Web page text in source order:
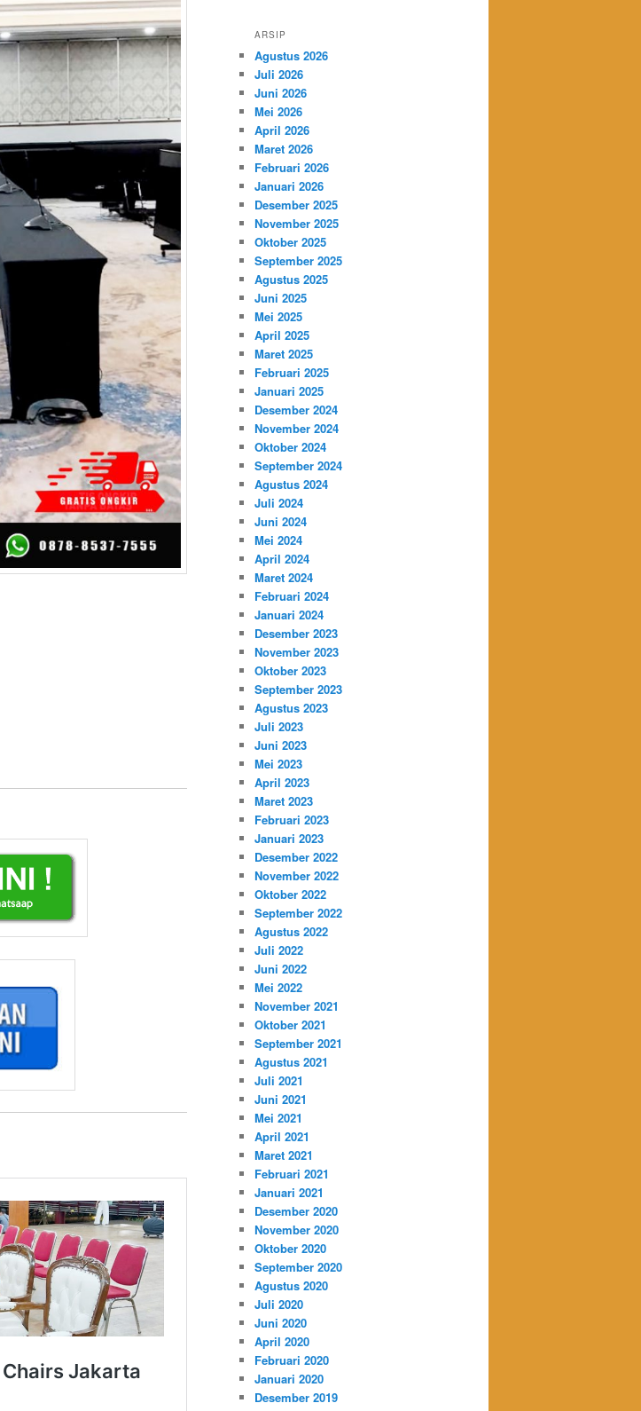
ARSIP
Agustus 2026
Juli 2026
Juni 2026
Mei 2026
April 2026
Maret 2026
Februari 2026
Januari 2026
Desember 2025
November 2025
Oktober 2025
September 2025
Agustus 2025
Juni 2025
Mei 2025
April 2025
Maret 2025
Februari 2025
Januari 2025
Desember 2024
November 2024
Oktober 2024
September 2024
Agustus 2024
Juli 2024
Juni 2024
Mei 2024
April 2024
Maret 2024
Februari 2024
Januari 2024
Desember 2023
November 2023
Oktober 2023
September 2023
Agustus 2023
Juli 2023
Juni 2023
Mei 2023
April 2023
Maret 2023
Februari 2023
Januari 2023
Desember 2022
November 2022
Oktober 2022
September 2022
Agustus 2022
Juli 2022
Juni 2022
Mei 2022
November 2021
Oktober 2021
September 2021
Agustus 2021
Juli 2021
Juni 2021
Mei 2021
April 2021
Maret 2021
Februari 2021
Januari 2021
Desember 2020
November 2020
Oktober 2020
September 2020
Agustus 2020
Juli 2020
Juni 2020
April 2020
Februari 2020
Januari 2020
Desember 2019